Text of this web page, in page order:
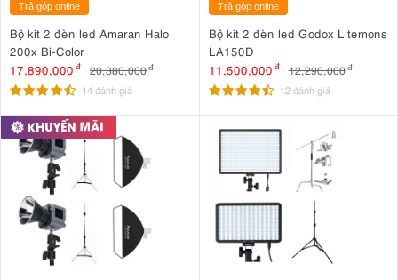
Trả góp online
Bộ kit 2 đèn led Amaran Halo
200x Bi-Color
17,890,000 đ 20,380,000đ
14 đánh giá
Trả góp online
Bộ kit 2 đèn led Godox Litemons
LA150D
11,500,000 đ 12,290,000 đ
12 đánh giá